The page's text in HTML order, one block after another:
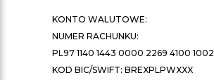
KONTO WALUTOWE:
NUMER RACHUNKU:
PL97 1140 1443 0000 2269 4100 1002
KOD BIC/SWIFT: BREXPLPWXXX